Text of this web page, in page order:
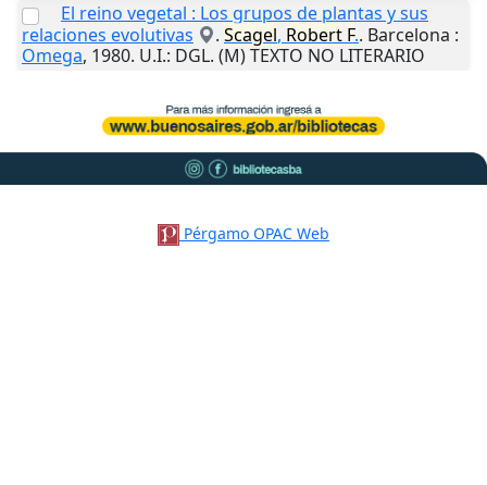
El reino vegetal : Los grupos de plantas y sus
relaciones evolutivas
. Scagel, Robert F.. Barcelona :
Omega, 1980. U.I.: DGL. (M) TEXTO NO LITERARIO
Pérgamo OPAC Web